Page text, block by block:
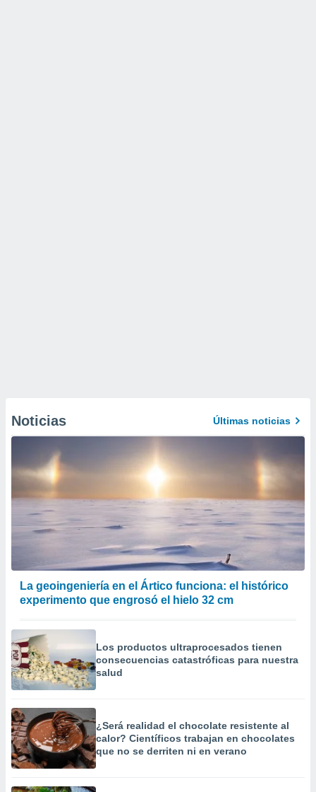
Noticias Últimas noticias
La geoingeniería en el Ártico funciona: el histórico
experimento que engrosó el hielo 32 cm
Los productos ultraprocesados ​​tienen
consecuencias catastróficas para nuestra
salud
¿Será realidad el chocolate resistente al
calor? Científicos trabajan en chocolates
que no se derriten ni en verano